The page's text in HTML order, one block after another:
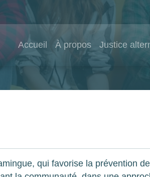
Accueil À propos Justice
qui favorise la prévention